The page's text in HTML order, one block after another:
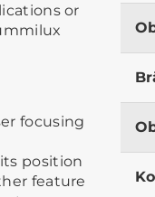
or
focusing
position
feature